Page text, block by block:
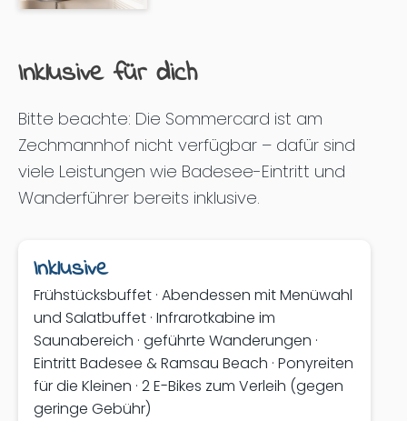
Inklusive für dich
Bitte beachte: Die Sommercard ist am
Zechmannhof nicht verfügbar – dafür sind
viele Leistungen wie Badesee-Eintritt und
Wanderführer bereits inklusive.
Inklusive
Frühstücksbuffet · Abendessen mit Menüwahl
und Salatbuffet · Infrarotkabine im
Saunabereich · geführte Wanderungen ·
Eintritt Badesee & Ramsau Beach · Ponyreiten
für die Kleinen · 2 E-Bikes zum Verleih (gegen
geringe Gebühr)